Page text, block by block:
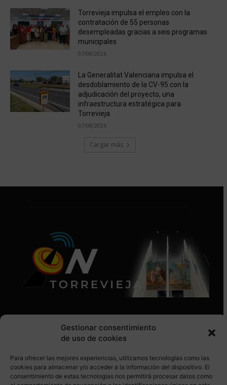
Gestionar consentimiento
de uso de cookies
Para ofrecer las mejores experiencias, utilizamos tecnologías como las
cookies para almacenar y/o acceder a la información del dispositivo. El
consentimiento de estas tecnologías nos permitirá procesar datos como
Torrevieja impulsa el empleo con la
contratación de 55 personas
desempleadas gracias a seis programas
municipales
07/08/2026
La Generalitat Valenciana impulsa el
desdoblamiento de la CV-95 con la
adjudicación del proyecto, una
infraestructura estratégica para
Torrevieja
07/08/2026
Cargar más
SÍGUENOS EN REDES SOCIALES